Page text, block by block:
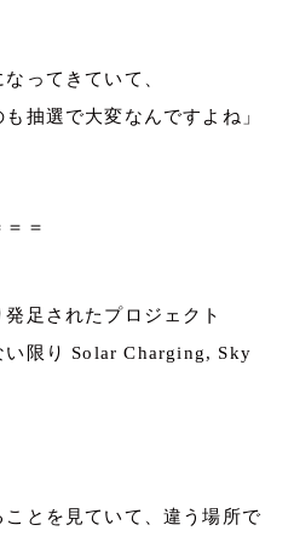
ってきていて、
抽選で大変なんですよね」
＝
足されたプロジェクト
い限り Solar Charging, Sky
ことを見ていて、違う場所で